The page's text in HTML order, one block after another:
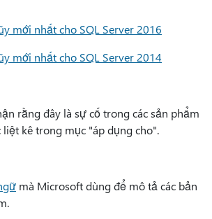
mới nhất cho SQL Server 2016
mới nhất cho SQL Server 2014
rằng đây là sự cố trong các sản phẩm
kê trong mục "áp dụng cho".
mà Microsoft dùng để mô tả các bản